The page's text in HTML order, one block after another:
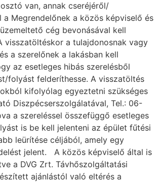
van, annak cseréjéről/
a Megrendelőnek a közös képviselő és
cég bevonásával kell
a tulajdonosnak vagy
a szerelőnek a lakásban kell
az esetleges hibás szerelésből
folyást felderíthesse. A visszatöltés
kifolyólag egyeztetni szükséges
Diszpécserszolgálatával, Tel.: 06-
a szereléssel összefüggő esetleges
is be kell jelenteni az épület fűtési
leürítése céljából, amely egy
jelent. A közös képviselő által is
a DVG Zrt. Távhőszolgáltatási
ajánlástól való eltérés a